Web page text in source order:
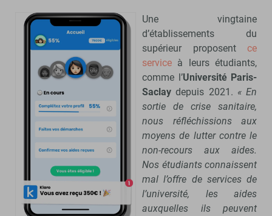
Une vingtaine
d’établissements du
supérieur proposent ce
service à leurs étudiants,
comme l’Université Paris-
Saclay depuis 2021. « En
sortie de crise sanitaire,
nous réfléchissions aux
moyens de lutter contre le
non-recours aux aides.
Nos étudiants connaissent
mal l’offre de services de
l’université, les aides
auxquelles ils peuvent